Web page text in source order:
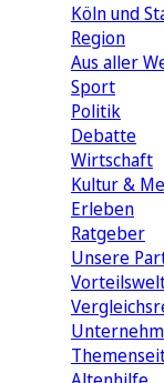
Köln und
Region
Aus aller
Sport
Politik
Debatte
Wirtschaft
Kultur &
Erleben
Ratgeber
Unsere